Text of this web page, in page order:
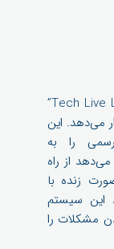
کمپانی پورشه از این هفته سیستم “Tech Live Look”
رسمی قرار می‌دهد. این
را به
از راه
زنده با
این سیستم
مشکلات را